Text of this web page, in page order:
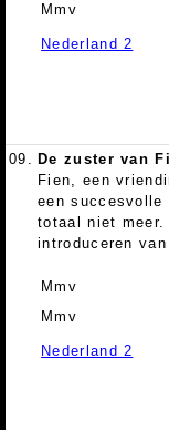
Mmv
Nederland 2
09. De zuster van
Fien, een
een succesvolle
totaal niet
introduceren
Mmv
Mmv
Nederland 2